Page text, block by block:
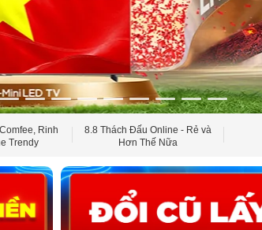
Rinh
Trendy
8.8 Thách Đấu Online - Rẻ và
Hơn Thế Nữa